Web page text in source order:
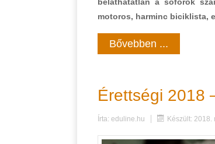
motoros, harminc biciklista,
Bővebben ...
Érettségi 2018
Írta: eduline.hu Készült: 2018.